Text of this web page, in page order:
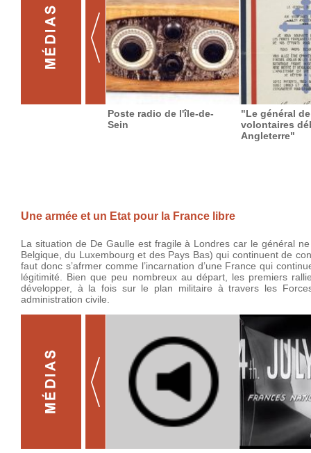
Poste radio de l'île-de-
Sein
"Le général
volontaires
Angleterre"
Une armée et un Etat pour la France libre
La situation de De Gaulle est fragile à Londres car le général
Belgique, du Luxembourg et des Pays Bas) qui continuent de
faut donc s’afrmer comme l’incarnation d’une France qui
légitimité. Bien que peu nombreux au départ, les premiers
développer, à la fois sur le plan militaire à travers les
administration civile.